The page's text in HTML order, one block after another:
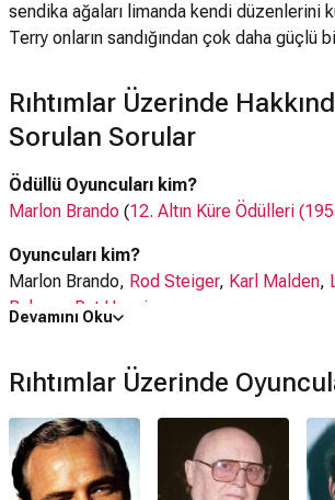
sendika ağaları limanda kendi düzenlerini
Terry onların sandığından çok daha güçlü
Rıhtımlar Üzerinde
Sorulan Sorular
Ödüllü Oyuncuları kim?
Marlon Brando (12. Altın Küre Ödülleri
Oyuncuları kim?
Marlon Brando, Rod Steiger, Karl Malden,
Balsam
Pat Henning
01 Ekim 1956
Rıhtımlar Üzerinde filmi nerede çekildi?
Rıhtımlar Üzerinde filmi ABD'da çekilmiştir.
Kaç saat?
Devamını Oku
Rıhtımlar Üzerinde